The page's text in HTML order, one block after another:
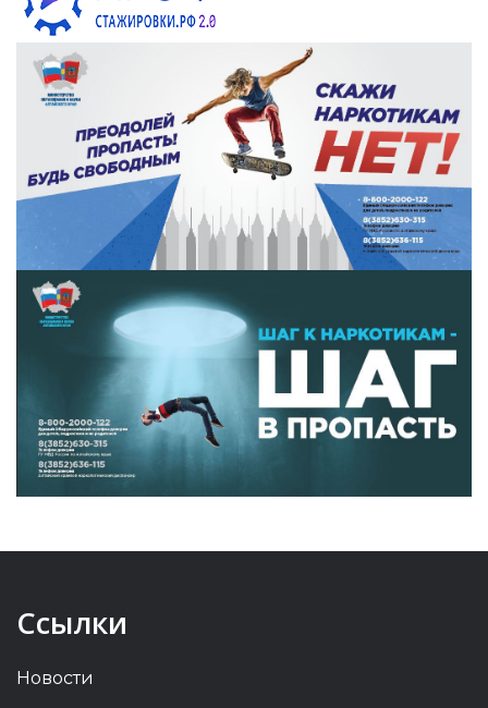
Ссылки
Новости